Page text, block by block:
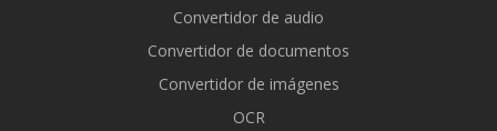
Convertidor de audio
Convertidor de documentos
Convertidor de imágenes
OCR